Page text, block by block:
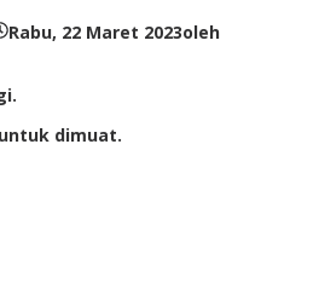
Rabu, 22 Maret 2023oleh
dimuat.